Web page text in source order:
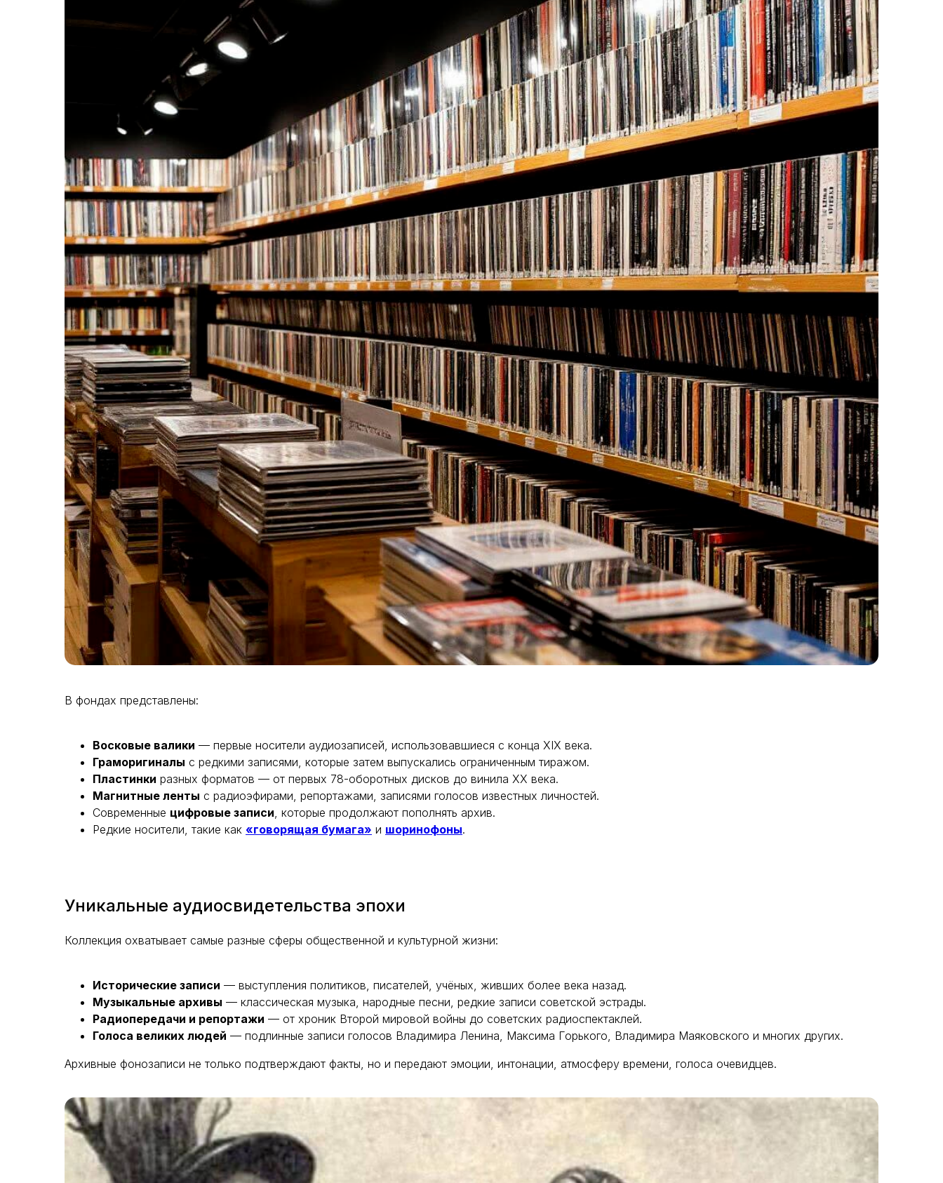
В фондах представлены:
Восковые валики — первые носители аудиозаписей, использовавшиеся с конца XIX века.
Граморигиналы с редкими записями, которые затем выпускались ограниченным тиражом.
Пластинки разных форматов — от первых 78-оборотных дисков до винила XX века.
Магнитные ленты с радиоэфирами, репортажами, записями голосов известных личностей.
Современные цифровые записи, которые продолжают пополнять архив.
Редкие носители, такие как «говорящая бумага» и шоринофоны.
Уникальные аудиосвидетельства эпохи
Коллекция охватывает самые разные сферы общественной и культурной жизни:
Исторические записи — выступления политиков, писателей, учёных, живших более века назад.
Музыкальные архивы — классическая музыка, народные песни, редкие записи советской эстрады.
Радиопередачи и репортажи — от хроник Второй мировой войны до советских радиоспектаклей.
Голоса великих людей — подлинные записи голосов Владимира Ленина, Максима Горького, Владимира Маяковского и многих других.
Архивные фонозаписи не только подтверждают факты, но и передают эмоции, интонации, атмосферу времени, голоса очевидцев.